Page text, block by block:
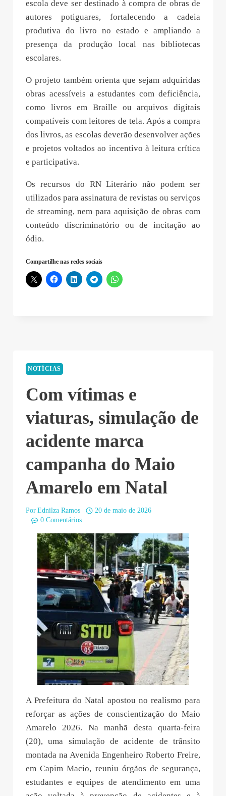
escola deve ser destinado à compra de obras de
autores potiguares, fortalecendo a cadeia
produtiva do livro no estado e ampliando a
presença da produção local nas bibliotecas
escolares.
O projeto também orienta que sejam adquiridas
obras acessíveis a estudantes com deficiência,
como livros em Braille ou arquivos digitais
compatíveis com leitores de tela. Após a compra
dos livros, as escolas deverão desenvolver ações
e projetos voltados ao incentivo à leitura crítica
e participativa.
Os recursos do RN Literário não podem ser
utilizados para assinatura de revistas ou serviços
de streaming, nem para aquisição de obras com
conteúdo discriminatório ou de incitação ao
ódio.
Compartilhe nas redes sociais
NOTÍCIAS
Com vítimas e
viaturas, simulação de
acidente marca
campanha do Maio
Amarelo em Natal
Por Ednilza Ramos
20 de maio de 2026
0 Comentários
A Prefeitura do Natal apostou no realismo para
reforçar as ações de conscientização do Maio
Amarelo 2026. Na manhã desta quarta-feira
(20), uma simulação de acidente de trânsito
montada na Avenida Engenheiro Roberto Freire,
em Capim Macio, reuniu órgãos de segurança,
estudantes e equipes de atendimento em uma